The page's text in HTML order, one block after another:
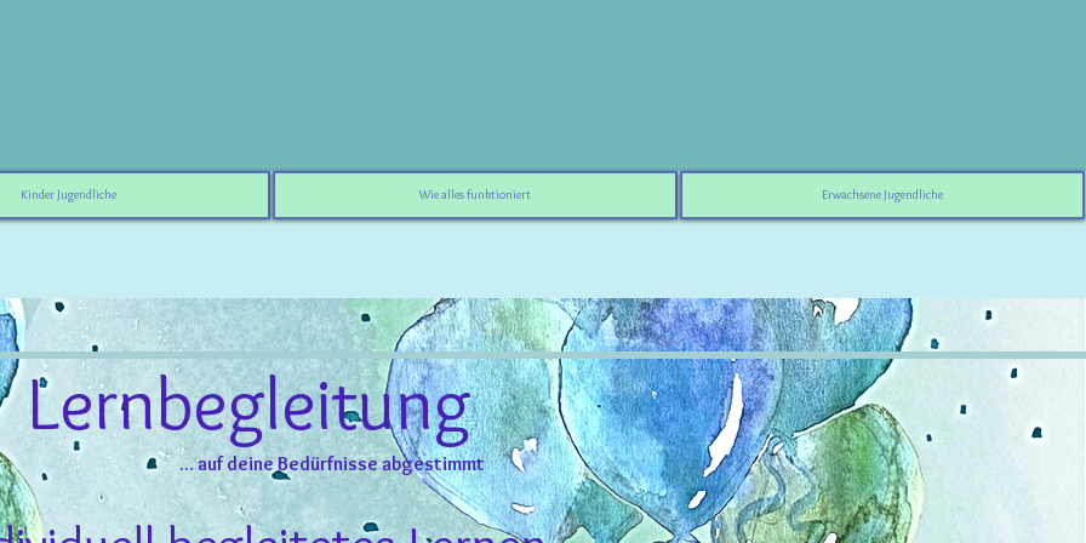
Kinder Jugendliche Wie alles funktioniert Erwachsene Jugendliche
Lernbegleitung
... auf deine Bedürfnisse abgestimmt